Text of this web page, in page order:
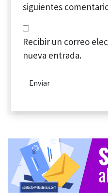
siguientes
Recibir un correo
nueva entrada.